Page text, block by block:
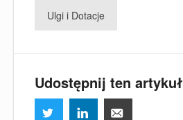
Ulgi i Dotacje
Udostępnij ten artykuł